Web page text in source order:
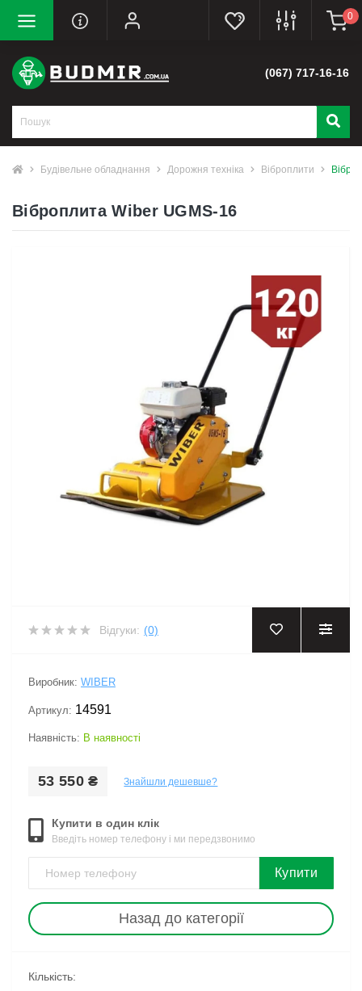
0
(067) 717-16-16
Будівельне обладнання Дорожня техніка Віброплити
Віброплита Wiber UGMS-16
Відгуки: (0)
Виробник: WIBER
Артикул: 14591
Наявність: В наявності
53 550 ₴ Знайшли дешевше?
Купити в один клік
Введіть номер телефону і ми передзвонимо
Купити
Назад до категорії
Кількість: